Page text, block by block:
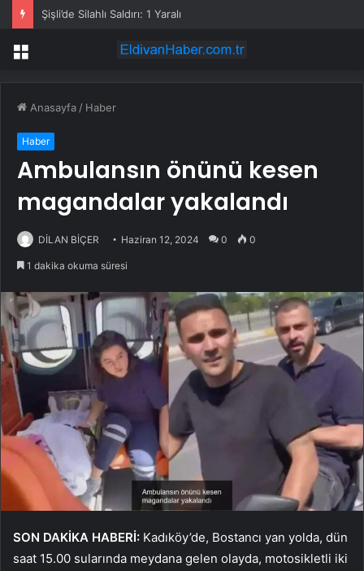
Şişli’de Silahlı Saldırı: 1 Yaralı
Menü
Anasayfa / Haber
Haber
Ambulansın önünü kesen
magandalar yakalandı
DİLAN BİÇER Haziran 12, 2024 0 0
1 dakika okuma süresi
SON DAKİKA HABERİ: Kadıköy’de, Bostancı yan yolda, dün
saat 15.00 sularında meydana gelen olayda, motosikletli iki